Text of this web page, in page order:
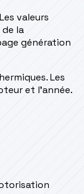
valeurs
la
génération
Les
et l’année.